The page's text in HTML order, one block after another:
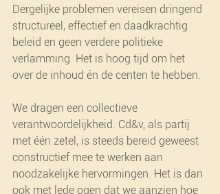
Dergelijke problemen vereisen dringend
structureel, effectief en daadkrachtig
beleid en geen verdere politieke
verlamming. Het is hoog tijd om het
over de inhoud én de centen te hebben.
We dragen een collectieve
verantwoordelijkheid. Cd&v, als partij
met één zetel, is steeds bereid geweest
constructief mee te werken aan
noodzakelijke hervormingen. Het is dan
ook met lede ogen dat we aanzien hoe